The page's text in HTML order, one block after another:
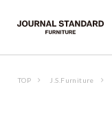
TOP J.S.Furniture